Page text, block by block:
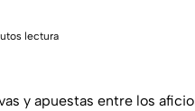
lectura
y apuestas entre los